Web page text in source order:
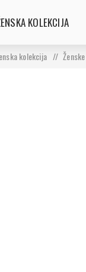
KOLEKCIJA
kolekcija /